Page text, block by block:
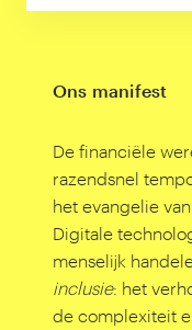
Ons manifest
De financiële
razendsnel
het evangelie
Digitale
menselijk
inclusie: het
de complexiteit